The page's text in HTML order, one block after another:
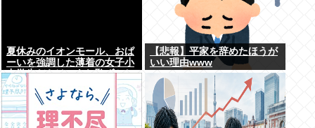
夏休みのイオンモール、おぱ
ーいを強調した薄着の女子小
中学生だらけ。あれ恥ずかし
くないの？
【悲報】平家を辞めたほうが
いい理由www